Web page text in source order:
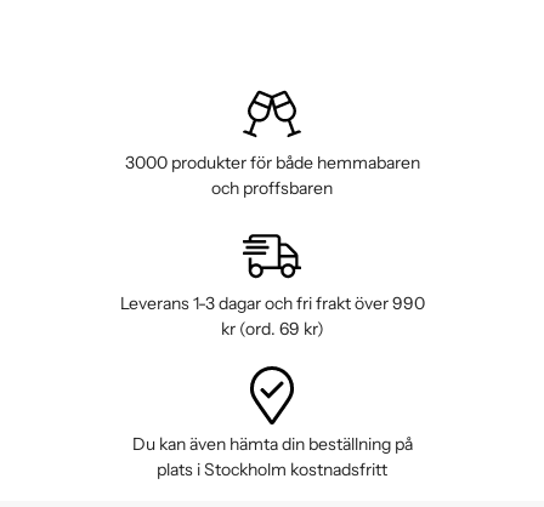
3000 produkter för både hemmabaren
och proffsbaren
Leverans 1-3 dagar och fri frakt över 990
kr (ord. 69 kr)
Du kan även hämta din beställning på
plats i Stockholm kostnadsfritt